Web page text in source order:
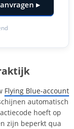
▸
Flying Blue-account
automatisch
hoeft op
zijn beperkt qua